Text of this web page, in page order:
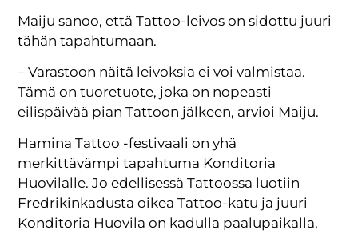
Maiju sanoo, että Tattoo-leivos on sidottu juuri
tähän tapahtumaan.
– Varastoon näitä leivoksia ei voi valmistaa.
Tämä on tuoretuote, joka on nopeasti
eilispäivää pian Tattoon jälkeen, arvioi Maiju.
Hamina Tattoo -festivaali on yhä
merkittävämpi tapahtuma Konditoria
Huovilalle. Jo edellisessä Tattoossa luotiin
Fredrikinkadusta oikea Tattoo-katu ja juuri
Konditoria Huovila on kadulla paalupaikalla,